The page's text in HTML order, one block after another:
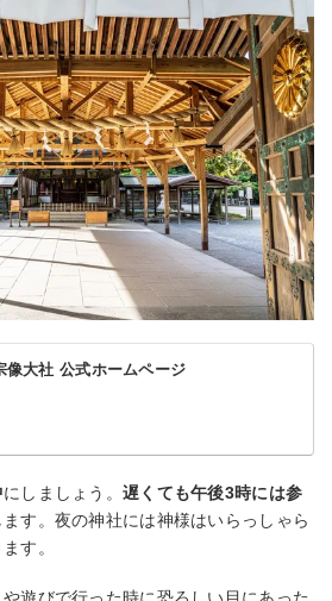
像大社 公式ホームページ
にしましょう。遅くても午後3時には参
す。夜の神社には神様はいらっしゃら
す。